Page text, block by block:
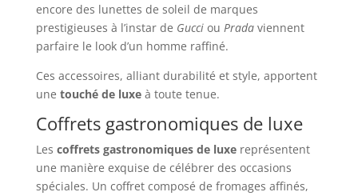
encore des lunettes de soleil de marques
prestigieuses à l’instar de Gucciou Pradaviennent
parfaire le look d’un homme raffiné.
Ces accessoires, alliant durabilité et style, apportent
une touché de luxeà toute tenue.
Coffrets gastronomiques de luxe
Les coffrets gastronomiques de luxereprésentent
une manière exquise de célébrer des occasions
spéciales. Un coffret composé de fromages affinés,